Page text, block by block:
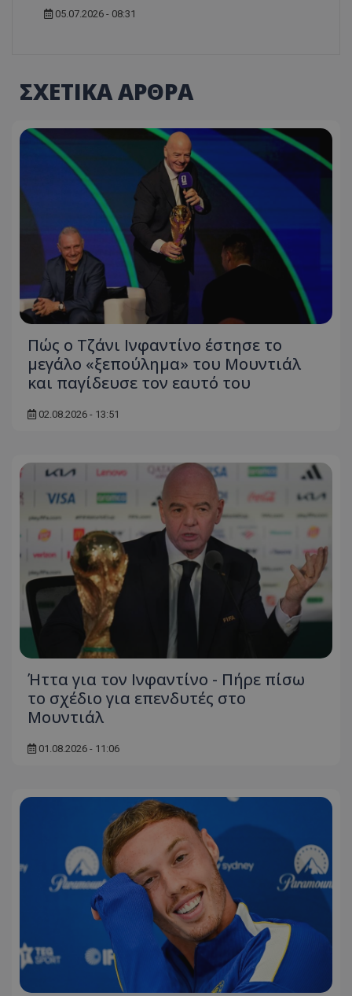
05.07.2026 - 08:31
ΣΧΕΤΙΚΑ ΑΡΘΡΑ
Πώς ο Τζάνι Ινφαντίνο έστησε το
μεγάλο «ξεπούλημα» του Μουντιάλ
και παγίδευσε τον εαυτό του
02.08.2026 - 13:51
Ήττα για τον Ινφαντίνο - Πήρε πίσω
το σχέδιο για επενδυτές στο
Μουντιάλ
01.08.2026 - 11:06